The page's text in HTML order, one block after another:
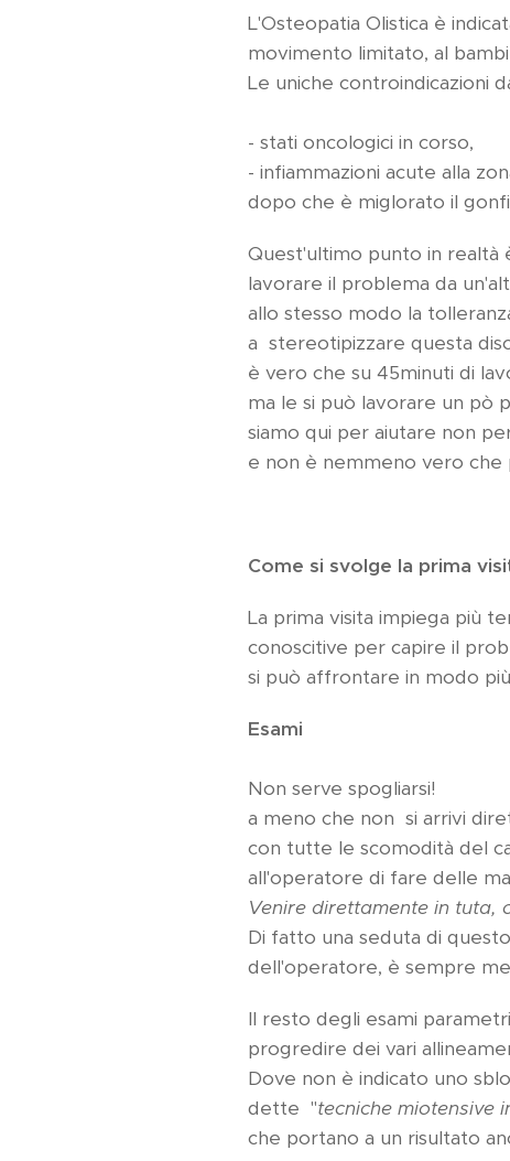
L'Osteopatia Olistica è
movimento limitato, al
Le uniche controindicazioni
- stati oncologici in corso,
- infiammazioni acute alla
dopo che è miglorato il
Quest'ultimo punto in realtà
lavorare il problema da
allo stesso modo la
a stereotipizzare questa
è vero che su 45minuti di
ma le si può lavorare un pò
siamo qui per aiutare non
e non è nemmeno vero che
Come si svolge la prima
La prima visita impiega più
conoscitive per capire il
si può affrontare in modo
Esami
Non serve spogliarsi!
a meno che non si arrivi
con tutte le scomodità del
all'operatore di fare delle
Venire direttamente in tuta,
Di fatto una seduta di
dell'operatore, è sempre
Il resto degli esami
progredire dei vari
Dove non è indicato uno
dette "tecniche miotensive
che portano a un risultato